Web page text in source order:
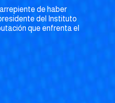
de haber
del Instituto
que enfrenta el